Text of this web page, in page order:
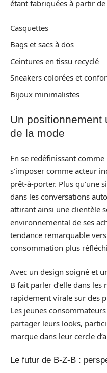
étant fabriquées à partir
Casquettes
Bags et sacs à dos
Ceintures en tissu recyclé
Sneakers colorées et
Bijoux minimalistes
Un positionnement
de la mode
En se redéfinissant
s’imposer comme acteur
prêt-à-porter. Plus qu’une
dans les conversations
attirant ainsi une clientèle
environnemental de ses
tendance remarquable
consommation plus
Avec un design soigné et
B fait parler d’elle dans
rapidement virale sur des
Les jeunes
partager leurs looks,
marque dans leur cercle
Le futur de B-Z-B :